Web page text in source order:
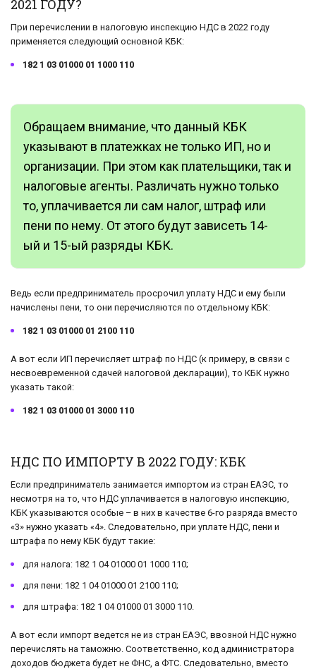
2021 ГОДУ?
При перечислении в налоговую инспекцию НДС в 2022 году
применяется следующий основной КБК:
182 1 03 01000 01 1000 110
Обращаем внимание, что данный КБК
указывают в платежках не только ИП, но и
организации. При этом как плательщики, так и
налоговые агенты. Различать нужно только
то, уплачивается ли сам налог, штраф или
пени по нему. От этого будут зависеть 14-
ый и 15-ый разряды КБК.
Ведь если предприниматель просрочил уплату НДС и ему были
начислены пени, то они перечисляются по отдельному КБК:
182 1 03 01000 01 2100 110
А вот если ИП перечисляет штраф по НДС (к примеру, в связи с
несвоевременной сдачей налоговой декларации), то КБК нужно
указать такой:
182 1 03 01000 01 3000 110
НДС ПО ИМПОРТУ В 2022 ГОДУ: КБК
Если предприниматель занимается импортом из стран ЕАЭС, то
несмотря на то, что НДС уплачивается в налоговую инспекцию,
КБК указываются особые – в них в качестве 6-го разряда вместо
«3» нужно указать «4». Следовательно, при уплате НДС, пени и
штрафа по нему КБК будут такие:
для налога: 182 1 04 01000 01 1000 110;
для пени: 182 1 04 01000 01 2100 110;
для штрафа: 182 1 04 01000 01 3000 110.
А вот если импорт ведется не из стран ЕАЭС, ввозной НДС нужно
перечислять на таможню. Соответственно, код администратора
доходов бюджета будет не ФНС, а ФТС. Следовательно, вместо